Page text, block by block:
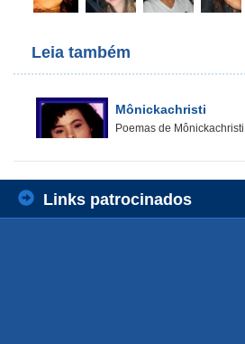
Leia também
Mônickachristi
Poemas de Mônickachristi
Links patrocinados